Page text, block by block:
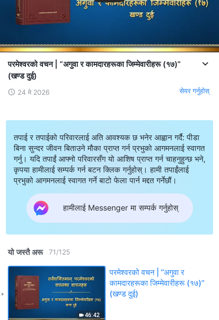
परमेश्‍वरको वचन | “अगुवा र कामदारहरूका जिम्‍मेवारीहरू (१७)”
(खण्ड दुई)
24 मे 2026 सेयर गर्नुहोस्
तपाई र तपाईको परिवारलाई अति आवश्यक छ भनेर आह्वान गर्दै: पीडा
बिना सुन्दर जीवन बिताउने मौका प्राप्त गर्न प्रभुको आगमनलाई स्वागत
गर्नु। यदि तपाईं आफ्नो परिवारसँग यो आशिष प्राप्त गर्न चाहनुहुन्छ भने,
कृपया हामीलाई सम्पर्क गर्न बटन क्लिक गर्नुहोस्। हामी तपाईंलाई
प्रभुको आगमनलाई स्वागत गर्ने बाटो फेला पार्न मद्दत गर्नेछौं।
हामीलाई Messenger मा सम्पर्क गर्नुहोस्
यो जस्तै अरू 71/125
46:42
परमेश्‍वरको वचन | “अगुवा र
कामदारहरूका जिम्‍मेवारीहरू (१७)”
(खण्ड दुई)